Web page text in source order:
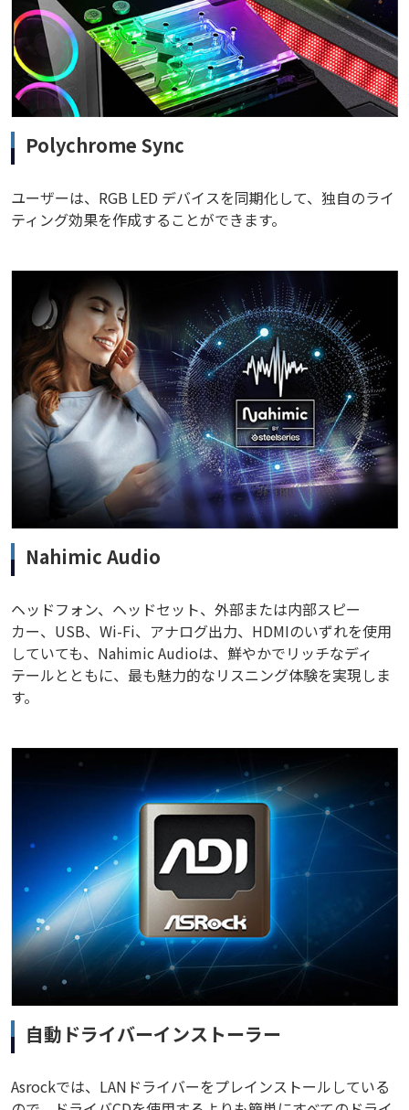
Polychrome Sync
ユーザーは、RGB LED デバイスを同期化して、独自のライ
ティング効果を作成することができます。
Nahimic Audio
ヘッドフォン、ヘッドセット、外部または内部スピー
カー、USB、Wi-Fi、アナログ出力、HDMIのいずれを使用
していても、Nahimic Audioは、鮮やかでリッチなディ
テールとともに、最も魅力的なリスニング体験を実現しま
す。
自動ドライバーインストーラー
Asrockでは、LANドライバーをプレインストールしている